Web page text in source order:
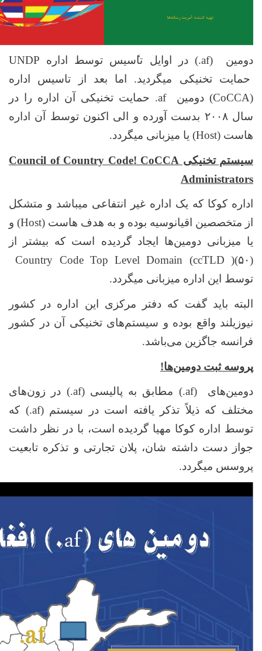
دومین (.af) در اوایل تاسیس توسط اداره UNDP
حمایت تخنیکی میگردید. اما بعد از تاسیس اداره
(CoCCA) دومین .af حمایت تخنیکی آن اداره را در
سال ۲۰۰۸ بدست آورده و الی اکنون توسط آن اداره
هاست (Host) یا میزبانی میگردد.
سیستم تخنیکی CoCCA
!
Council of Country Code
Administrators
اداره کوکا که یک اداره غیر انتفاعی میباشد و متشکل
از متخصصین اقیانوسیه بوده و به هدف هاست (Host)و
یا میزبانی دومین‌ها ایجاد گردیده است که بیشتر از
(۵۰)
Country Code Top Level Domain (ccTLD )
توسط این اداره میزبانی میگردد.
البته باید گفت که دفتر مرکزی این اداره در کشور
نیوزیلند وا قع بوده و سیستم‌های تخنیکی آن در کشور
فرانسه جاگزین می‌باشد.
پروسه ثبت دومین‌ها!
دومین‌های (.af) مطابق به پالیسی(.af) در زون‌های
مختلف که ذیلاً تذکر یافته است در سیستم(.af) که
توسط اداره کوکا مهیا گردیده است، با در نظر داشت
جواز دست داشته شان، پلان تجارتی و تذکره تابعیت
پروسس میگردد.